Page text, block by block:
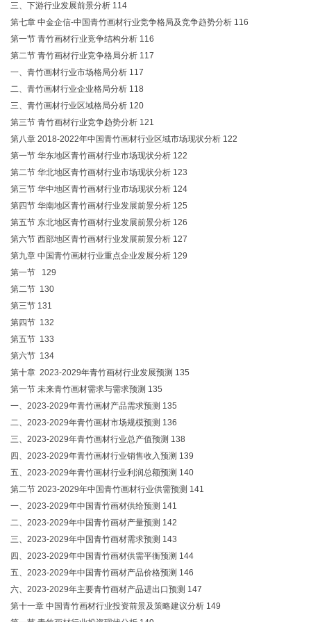
三、下游行业发展前景分析 114
第七章 中金企信-中国青竹画材行业竞争格局及竞争趋势分析 116
第一节 青竹画材行业竞争结构分析 116
第二节 青竹画材行业竞争格局分析 117
一、青竹画材行业市场格局分析 117
二、青竹画材行业企业格局分析 118
三、青竹画材行业区域格局分析 120
第三节 青竹画材行业竞争趋势分析 121
第八章 2018-2022年中国青竹画材行业区域市场现状分析 122
第一节 华东地区青竹画材行业市场现状分析 122
第二节 华北地区青竹画材行业市场现状分析 123
第三节 华中地区青竹画材行业市场现状分析 124
第四节 华南地区青竹画材行业发展前景分析 125
第五节 东北地区青竹画材行业发展前景分析 126
第六节 西部地区青竹画材行业发展前景分析 127
第九章 中国青竹画材行业重点企业发展分析 129
第一节 129
第二节 130
第三节 131
第四节 132
第五节 133
第六节 134
第十章 2023-2029年青竹画材行业发展预测 135
第一节 未来青竹画材需求与需求预测 135
一、2023-2029年青竹画材产品需求预测 135
二、2023-2029年青竹画材市场规模预测 136
三、2023-2029年青竹画材行业总产值预测 138
四、2023-2029年青竹画材行业销售收入预测 139
五、2023-2029年青竹画材行业利润总额预测 140
第二节 2023-2029年中国青竹画材行业供需预测 141
一、2023-2029年中国青竹画材供给预测 141
二、2023-2029年中国青竹画材产量预测 142
三、2023-2029年中国青竹画材需求预测 143
四、2023-2029年中国青竹画材供需平衡预测 144
五、2023-2029年中国青竹画材产品价格预测 146
六、2023-2029年主要青竹画材产品进出口预测 147
第十一章 中国青竹画材行业投资前景及策略建议分析 149